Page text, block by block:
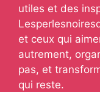
utiles et des
et ceux qui
autrement,
pas, et
qui reste.